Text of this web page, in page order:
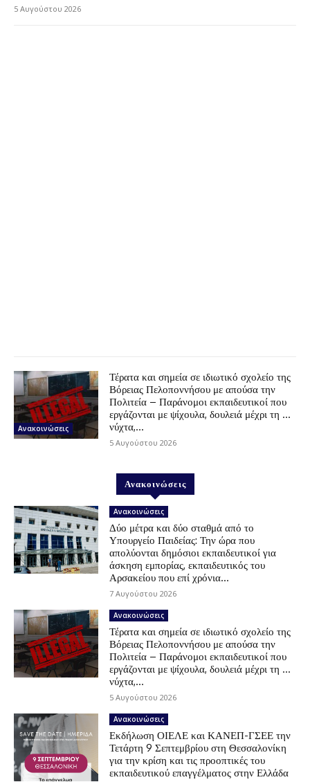
5 Αυγούστου 2026
Ανακοινώσεις
Τέρατα και σημεία σε ιδιωτικό σχολείο της
Βόρειας Πελοποννήσου με απούσα την
Πολιτεία – Παράνομοι εκπαιδευτικοί που
εργάζονται με ψίχουλα, δουλειά μέχρι τη …
νύχτα,...
5 Αυγούστου 2026
Ανακοινώσεις
Ανακοινώσεις
Δύο μέτρα και δύο σταθμά από το
Υπουργείο Παιδείας: Την ώρα που
απολύονται δημόσιοι εκπαιδευτικοί για
άσκηση εμπορίας, εκπαιδευτικός του
Αρσακείου που επί χρόνια...
7 Αυγούστου 2026
Ανακοινώσεις
Τέρατα και σημεία σε ιδιωτικό σχολείο της
Βόρειας Πελοποννήσου με απούσα την
Πολιτεία – Παράνομοι εκπαιδευτικοί που
εργάζονται με ψίχουλα, δουλειά μέχρι τη …
νύχτα,...
5 Αυγούστου 2026
Ανακοινώσεις
Εκδήλωση ΟΙΕΛΕ και ΚΑΝΕΠ-ΓΣΕΕ την
Τετάρτη 9 Σεπτεμβρίου στη Θεσσαλονίκη
για την κρίση και τις προοπτικές του
εκπαιδευτικού επαγγέλματος στην Ελλάδα